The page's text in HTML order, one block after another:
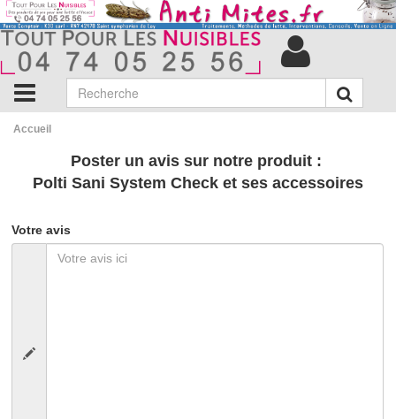
Accueil
Poster un avis sur notre produit :
Polti Sani System Check et ses accessoires
Votre avis